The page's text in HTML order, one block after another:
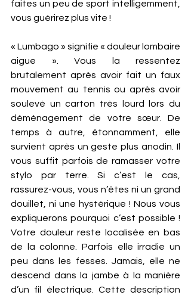
faites un peu de sport intelligemment,
vous guérirez plus vite !
« Lumbago » signifie « douleur lombaire
aigue ». Vous la ressentez
brutalement après avoir fait un faux
mouvement au tennis ou après avoir
soulevé un carton très lourd lors du
déménagement de votre sœur. De
temps à autre, étonnamment, elle
survient après un geste plus anodin. Il
vous suffit parfois de ramasser votre
stylo par terre. Si c’est le cas,
rassurez-vous, vous n’êtes ni un grand
douillet, ni une hystérique ! Nous vous
expliquerons pourquoi c’est possible !
Votre douleur reste localisée en bas
de la colonne. Parfois elle irradie un
peu dans les fesses. Jamais, elle ne
descend dans la jambe à la manière
d’un fil électrique. Cette description